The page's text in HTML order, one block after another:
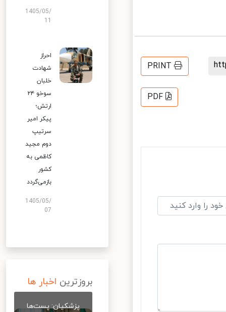
PRINT
PDF
1405/05/
احراز
شهادت
خلبان
سوخو ۲۴
ارتش؛
پیکر امیر
سرتیپ
دوم مجید
کاظمی به
کشور
بازمی‌گردد
1405/05/
07
بروزترین اخبار ها
پزشکیان: پست‌ها